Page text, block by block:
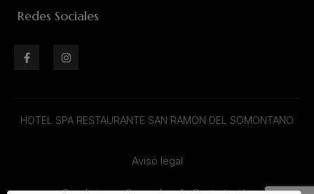
Redes Sociales
HOTEL SPA RESTAURANTE SAN RAMON DEL SOMONTANO
Aviso legal